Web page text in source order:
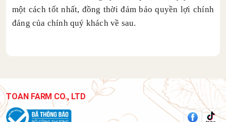
một cách tốt nhất, đồng thời đảm bảo quyền lợi chính
đáng của chính quý khách về sau.
TOAN FARM CO., LTD